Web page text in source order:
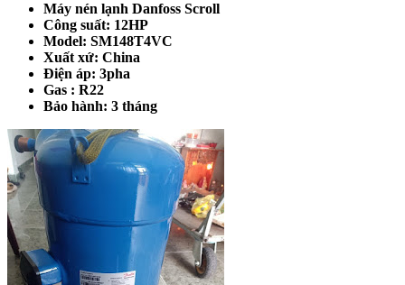
Máy nén lạnh Danfoss Scroll
Công suất: 12HP
Model: SM148T4VC
Xuất xứ: China
Điện áp: 3pha
Gas : R22
Bảo hành: 3 tháng